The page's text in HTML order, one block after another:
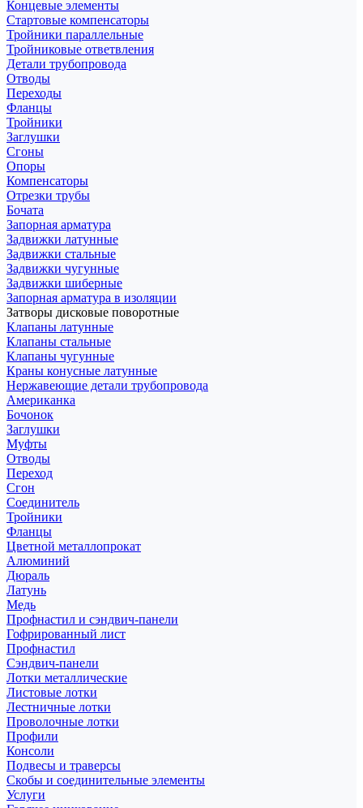
Концевые элементы
Стартовые компенсаторы
Тройники параллельные
Тройниковые ответвления
Детали трубопровода
Отводы
Переходы
Фланцы
Тройники
Заглушки
Сгоны
Опоры
Компенсаторы
Отрезки трубы
Бочата
Запорная арматура
Задвижки латунные
Задвижки стальные
Задвижки чугунные
Задвижки шиберные
Запорная арматура в изоляции
Затворы дисковые поворотные
Клапаны латунные
Клапаны стальные
Клапаны чугунные
Краны конусные латунные
Нержавеющие детали трубопровода
Американка
Бочонок
Заглушки
Муфты
Отводы
Переход
Сгон
Соединитель
Тройники
Фланцы
Цветной металлопрокат
Алюминий
Дюраль
Латунь
Медь
Профнастил и сэндвич-панели
Гофрированный лист
Профнастил
Сэндвич-панели
Лотки металлические
Листовые лотки
Лестничные лотки
Проволочные лотки
Профили
Консоли
Подвесы и траверсы
Скобы и соединительные элементы
Услуги